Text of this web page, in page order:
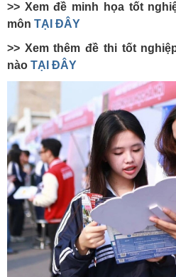
>> Xem đề minh họa tốt
môn TẠI ĐÂY
>> Xem thêm đề thi tốt
nào TẠI ĐÂY